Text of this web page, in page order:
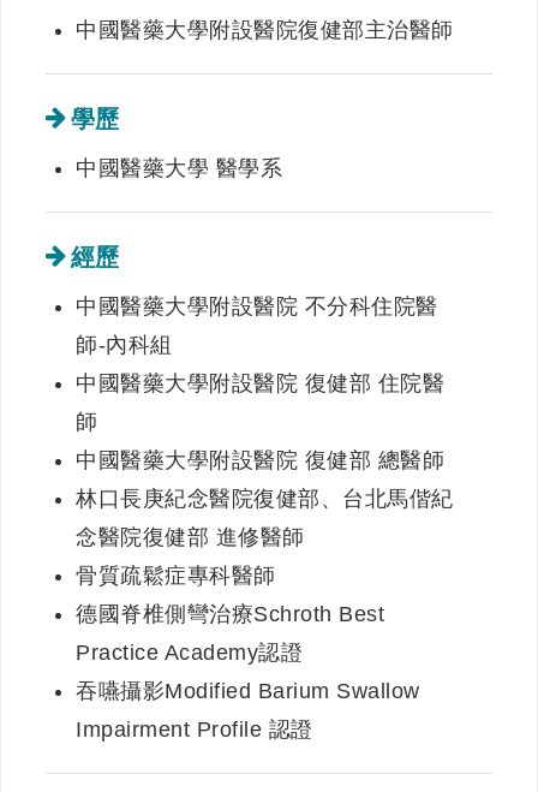
中國醫藥大學附設醫院復健部主治醫師
學歷
中國醫藥大學 醫學系
經歷
中國醫藥大學附設醫院 不分科住院醫
師-內科組
中國醫藥大學附設醫院 復健部 住院醫
師
中國醫藥大學附設醫院 復健部 總醫師
林口長庚紀念醫院復健部、台北馬偕紀
念醫院復健部 進修醫師
骨質疏鬆症專科醫師
德國脊椎側彎治療Schroth Best
Practice Academy認證
吞嚥攝影Modified Barium Swallow
Impairment Profile 認證